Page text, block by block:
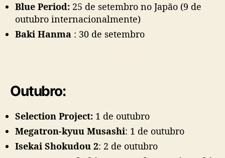
Blue Period: 25 de setembro no Japão (9 de
outubro internacionalmente)
Baki Hanma : 30 de setembro
Outubro:
Selection Project: 1 de outubro
Megatron-kyuu Musashi: 1 de outubro
Isekai Shokudou 2: 2 de outubro